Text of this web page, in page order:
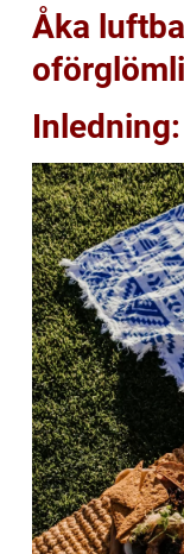
Åka
Inledning: